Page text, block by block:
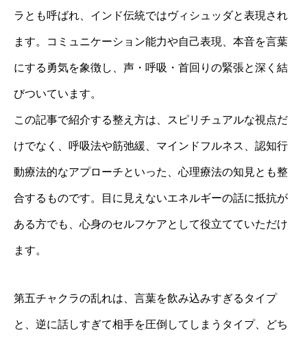
ラとも呼ばれ、インド伝統ではヴィシュッダと表現され
ます。コミュニケーション能力や自己表現、本音を言葉
にする勇気を象徴し、声・呼吸・首回りの緊張と深く結
びついています。
この記事で紹介する整え方は、スピリチュアルな視点だ
けでなく、呼吸法や筋弛緩、マインドフルネス、認知行
動療法的なアプローチといった、心理療法の知見とも整
合するものです。目に見えないエネルギーの話に抵抗が
ある方でも、心身のセルフケアとして役立てていただけ
ます。
第五チャクラの乱れは、言葉を飲み込みすぎるタイプ
と、逆に話しすぎて相手を圧倒してしまうタイプ、どち